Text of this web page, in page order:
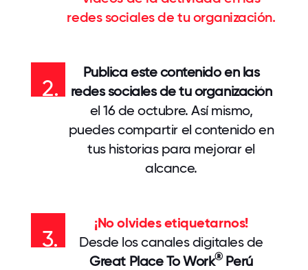
redes sociales de tu organización.
2.
Publica este contenido en las
redes sociales de tu organización
el 16 de octubre. Así mismo,
puedes compartir el contenido en
tus historias para mejorar el
alcance.
3.
¡No olvides etiquetarnos!
Desde los canales digitales de
Great Place To Work®Perú